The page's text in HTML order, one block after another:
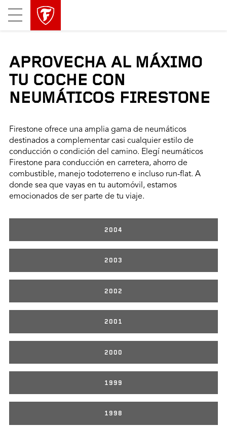
Mobile
Menu
APROVECHA AL MÁXIMO
TU COCHE CON
NEUMÁTICOS FIRESTONE
Firestone ofrece una amplia gama de neumáticos
destinados a complementar casi cualquier estilo de
conducción o condición del camino. Elegí neumáticos
Firestone para conducción en carretera, ahorro de
combustible, manejo todoterreno e incluso run-flat. A
donde sea que vayas en tu automóvil, estamos
emocionados de ser parte de tu viaje.
2004
2003
2002
2001
2000
1999
1998